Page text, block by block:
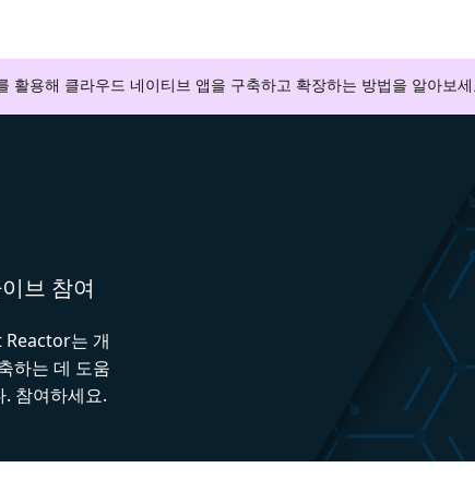
활용해 클라우드 네이티브 앱을 구축하고 확장하는 방법을 알아보
브 참여
Reactor는 개
하는 데 도움
참여하세요.